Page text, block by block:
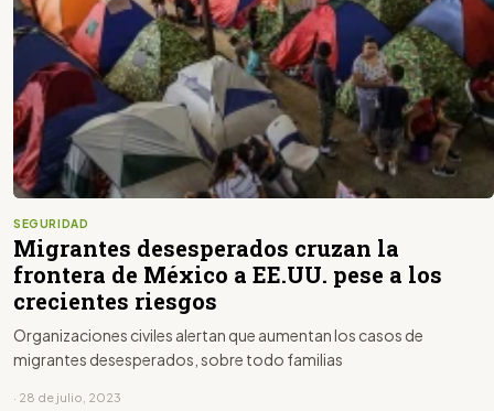
SEGURIDAD
Migrantes desesperados cruzan la
frontera de México a EE.UU. pese a los
crecientes riesgos
Organizaciones civiles alertan que aumentan los casos de
migrantes desesperados, sobre todo familias
· 28 de julio, 2023